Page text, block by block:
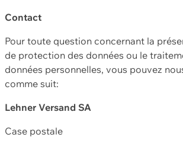
Contact
Pour toute question concernant la
de protection des données ou le
données personnelles, vous pouvez
comme suit:
Lehner Versand SA
Case postale